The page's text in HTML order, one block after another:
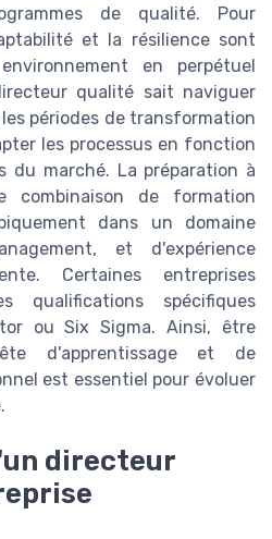
de qualité. Pour
et la résilience sont
en perpétuel
qualité sait naviguer
périodes de transformation
les processus en fonction
du marché. La préparation à
combinaison de formation
dans un domaine
et d'expérience
Certaines entreprises
qualifications spécifiques
ou Six Sigma. Ainsi, être
d'apprentissage et de
est essentiel pour évoluer
directeur